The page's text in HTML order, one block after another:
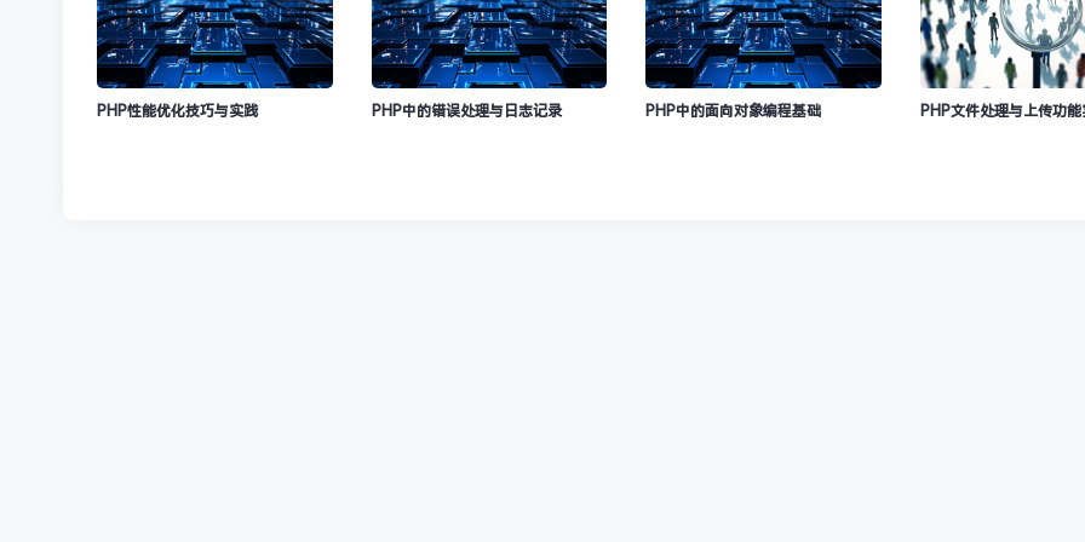
PHP性能优化技巧与实践 PHP中的错误处理与日志记录 PHP中的面向对象编程基础 PHP文件处理与上传功能